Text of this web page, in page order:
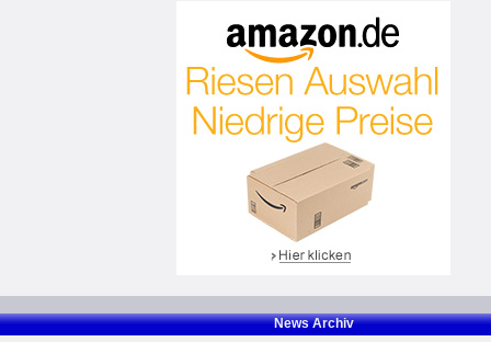
News Archiv